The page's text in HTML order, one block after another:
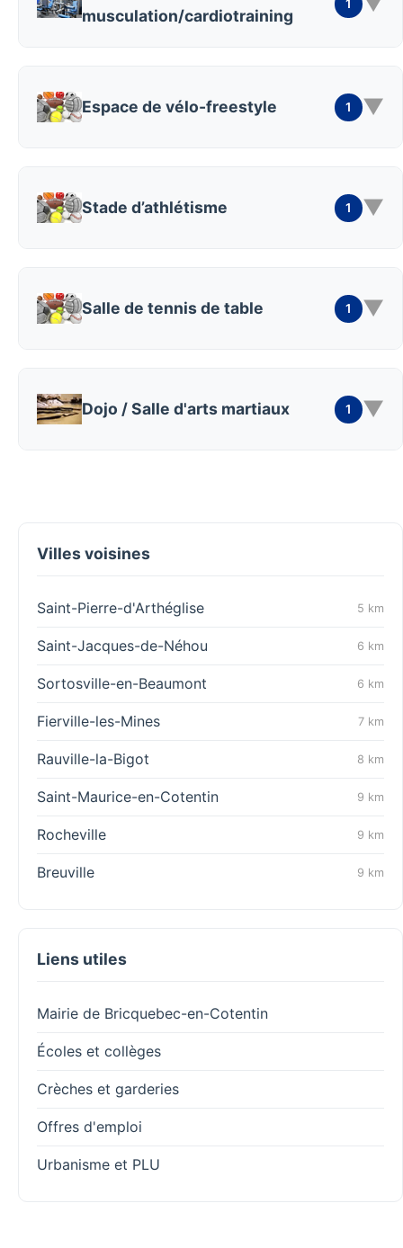
musculation/cardiotraining
1
Espace de vélo-freestyle 1 ▼
Stade d’athlétisme 1 ▼
Salle de tennis de table 1 ▼
Dojo / Salle d'arts martiaux 1 ▼
Villes voisines
Saint-Pierre-d'Arthéglise 5 km
Saint-Jacques-de-Néhou 6 km
Sortosville-en-Beaumont 6 km
Fierville-les-Mines 7 km
Rauville-la-Bigot 8 km
Saint-Maurice-en-Cotentin 9 km
Rocheville 9 km
Breuville 9 km
Liens utiles
Mairie de Bricquebec-en-Cotentin
Écoles et collèges
Crèches et garderies
Offres d'emploi
Urbanisme et PLU